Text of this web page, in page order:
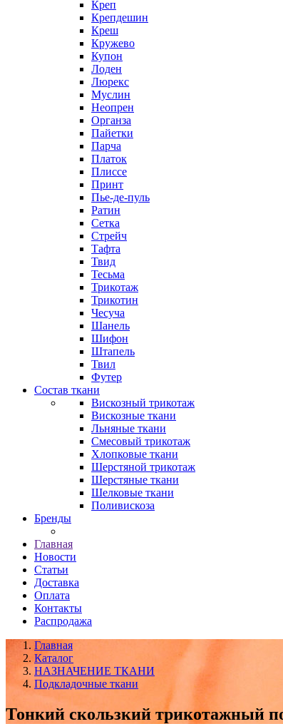
Креп
Крепдешин
Креш
Кружево
Купон
Лоден
Люрекс
Муслин
Неопрен
Органза
Пайетки
Парча
Платок
Плиссе
Принт
Пье-де-пуль
Ратин
Сетка
Стрейч
Тафта
Твид
Тесьма
Трикотаж
Трикотин
Чесуча
Шанель
Шифон
Штапель
Твил
Футер
Состав ткани
Вискозный трикотаж
Вискозные ткани
Льняные ткани
Смесовый трикотаж
Хлопковые ткани
Шерстяной трикотаж
Шерстяные ткани
Шелковые ткани
Поливискоза
Бренды
Главная
Новости
Статьи
Доставка
Оплата
Контакты
Распродажа
Главная
Каталог
НАЗНАЧЕНИЕ ТКАНИ
Подкладочные ткани
Тонкий скользкий трикотажный